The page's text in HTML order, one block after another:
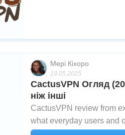
Мері Кіхоро
19.05.2025
CactusVPN Огляд
ніж інші
CactusVPN review from
what everyday users and
CactusVPN after testing